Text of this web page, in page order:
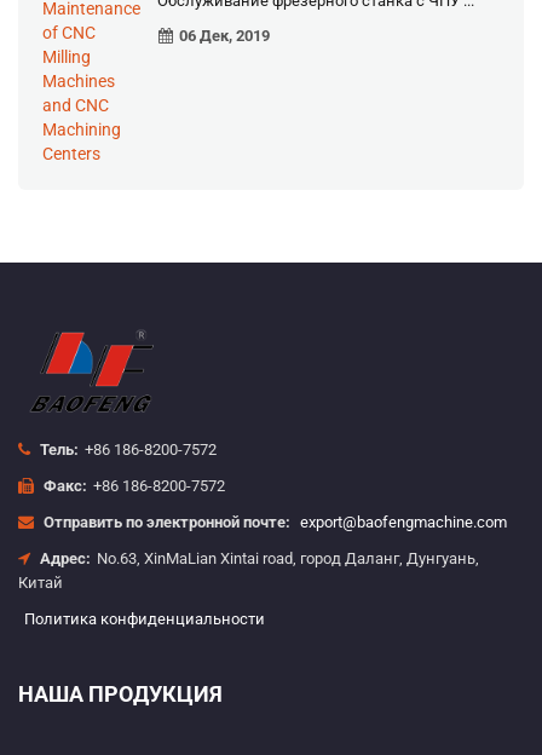
06 Дек, 2019
Тель: +86 186-8200-7572
Факс: +86 186-8200-7572
Отправить по электронной почте: export@baofengmachine.com
Адрес: No.63, XinMaLian Xintai road, город Даланг, Дунгуань,
Китай
Политика конфиденциальности
НАША ПРОДУКЦИЯ